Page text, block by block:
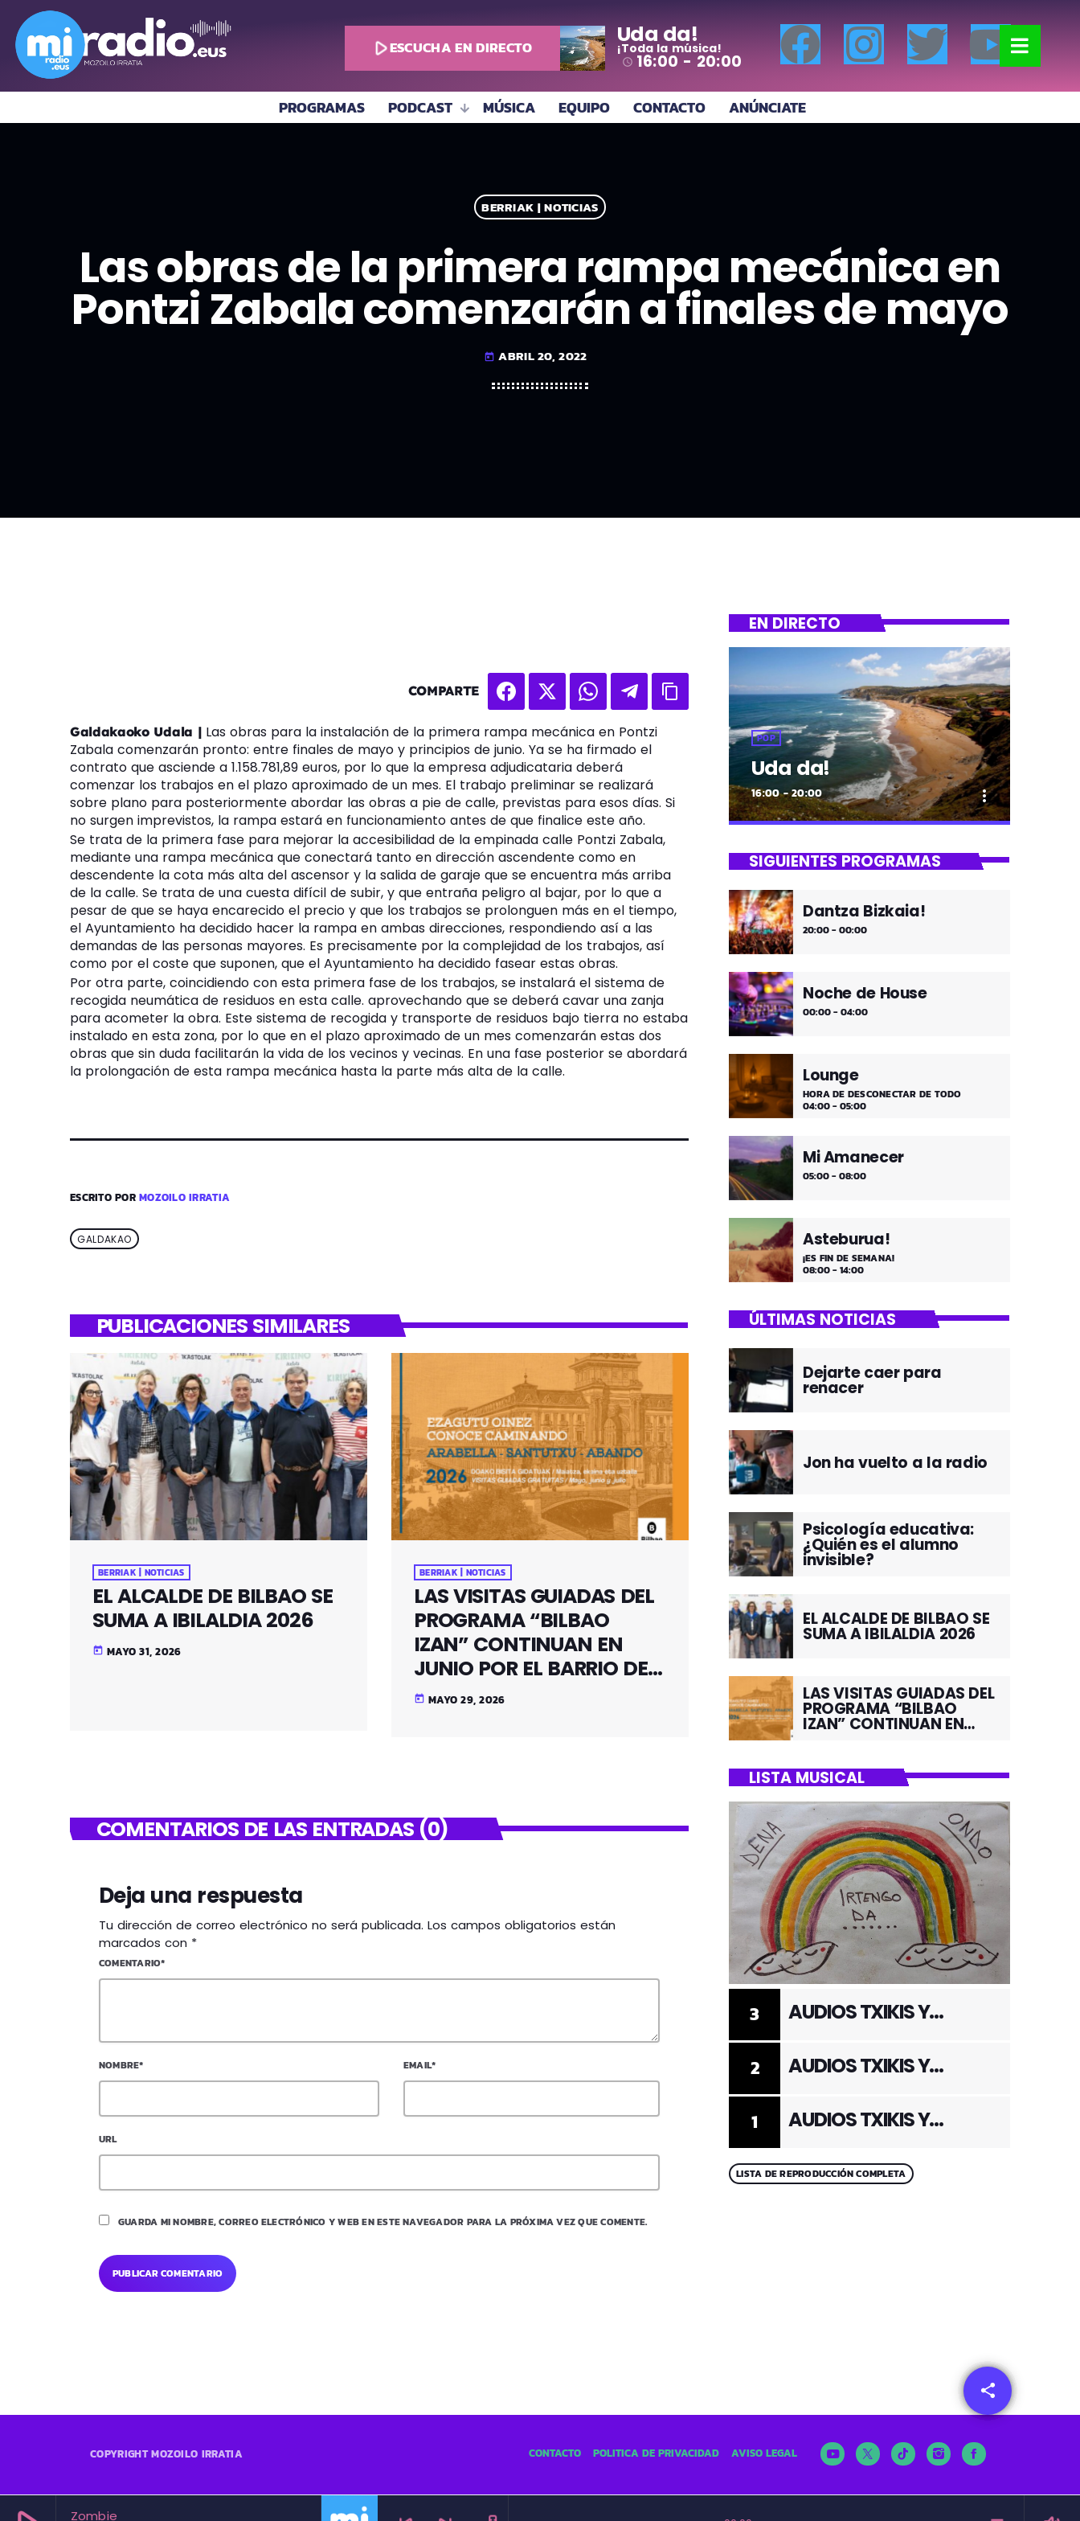
Zombie
play_arrowESCUCHA EN DIRECTO Uda da!
¡Toda la música!
access_time 16:00 - 20:00
PROGRAMAS PODCAST MÚSICA EQUIPO CONTACTO ANÚNCIATE
BERRIAK | NOTICIAS
Las obras de la primera rampa mecánica en
Pontzi Zabala comenzarán a finales de mayo
today ABRIL 20, 2022
share
email
COMPARTE
Galdakaoko Udala | Las obras para la instalación de la primera rampa mecánica en Pontzi
Zabala comenzarán pronto: entre finales de mayo y principios de junio. Ya se ha firmado el
contrato que asciende a 1.158.781,89 euros, por lo que la empresa adjudicataria deberá
comenzar los trabajos en el plazo aproximado de un mes. El trabajo preliminar se realizará
sobre plano para posteriormente abordar las obras a pie de calle, previstas para esos días. Si
no surgen imprevistos, la rampa estará en funcionamiento antes de que finalice este año.
Se trata de la primera fase para mejorar la accesibilidad de la empinada calle Pontzi Zabala,
mediante una rampa mecánica que conectará tanto en dirección ascendente como en
descendente la cota más alta del ascensor y la salida de garaje que se encuentra más arriba
de la calle. Se trata de una cuesta difícil de subir, y que entraña peligro al bajar, por lo que a
pesar de que se haya encarecido el precio y que los trabajos se prolonguen más en el tiempo,
el Ayuntamiento ha decidido hacer la rampa en ambas direcciones, respondiendo así a las
demandas de las personas mayores. Es precisamente por la complejidad de los trabajos, así
como por el coste que suponen, que el Ayuntamiento ha decidido fasear estas obras.
Por otra parte, coincidiendo con esta primera fase de los trabajos, se instalará el sistema de
recogida neumática de residuos en esta calle. aprovechando que se deberá cavar una zanja
para acometer la obra. Este sistema de recogida y transporte de residuos bajo tierra no estaba
instalado en esta zona, por lo que en el plazo aproximado de un mes comenzarán estas dos
obras que sin duda facilitarán la vida de los vecinos y vecinas. En una fase posterior se abordará
la prolongación de esta rampa mecánica hasta la parte más alta de la calle.
ESCRITO PORMOZOILO IRRATIA
GALDAKAO
PUBLICACIONES SIMILARES
BERRIAK | NOTICIAS
EL ALCALDE DE BILBAO SE
SUMA A IBILALDIA 2026
today MAYO 31, 2026
BERRIAK | NOTICIAS
LAS VISITAS GUIADAS DEL
PROGRAMA “BILBAO
IZAN” CONTINUAN EN
JUNIO POR EL BARRIO DE
SANTUTXU
today MAYO 29, 2026
COMENTARIOS DE LAS ENTRADAS (0)
Deja una respuesta
Tu dirección de correo electrónico no será publicada. Los campos obligatorios están
marcados con *
COMENTARIO*
NOMBRE* EMAIL*
URL
GUARDA MI NOMBRE, CORREO ELECTRÓNICO Y WEB EN ESTE NAVEGADOR PARA LA PRÓXIMA VEZ QUE COMENTE.
EN DIRECTO
POP
Uda da!
16:00 - 20:00 more_vert
Uda da!
¡Toda la música!
SIGUIENTES PROGRAMAS
Dantza Bizkaia!
20:00 - 00:00
Noche de House
00:00 - 04:00
Lounge
HORA DE DESCONECTAR DE TODO
04:00 - 05:00
Mi Amanecer
05:00 - 08:00
Asteburua!
¡ES FIN DE SEMANA!
08:00 - 14:00
ÚLTIMAS NOTICIAS
Dejarte caer para
renacer
Jon ha vuelto a la radio
Psicología educativa:
¿Quién es el alumno
invisible?
EL ALCALDE DE BILBAO SE
SUMA A IBILALDIA 2026
LAS VISITAS GUIADAS DEL
PROGRAMA “BILBAO
IZAN” CONTINUAN EN
LISTA MUSICAL
1 AUDIOS TXIKIS Y
2 AUDIOS TXIKIS Y
3 AUDIOS TXIKIS Y
LISTA DE REPRODUCCIÓN COMPLETA
COPYRIGHT MOZOILO IRRATIA CONTACTO POLÍTICA DE PRIVACIDAD AVISO LEGAL